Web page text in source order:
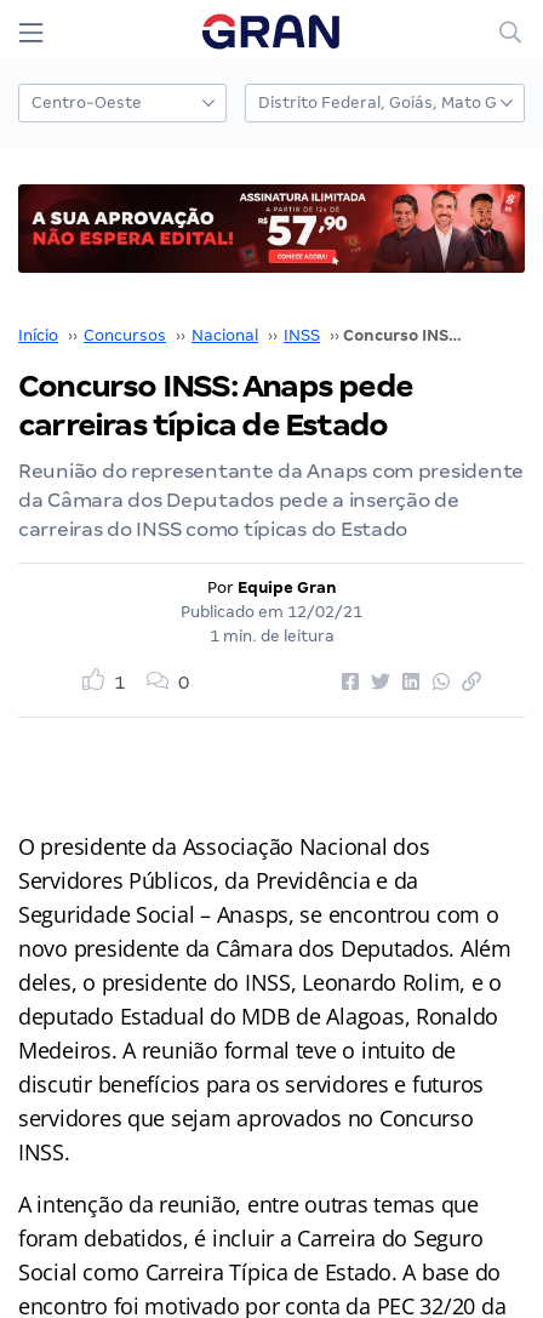
Início ›› Concursos ›› Nacional ›› INSS ›› Concurso INSS: Anaps pede carreiras típica de Estado
Concurso INSS: Anaps pede
carreiras típica de Estado
Reunião do representante da Anaps com presidente
da Câmara dos Deputados pede a inserção de
carreiras do INSS como típicas do Estado
Por Equipe Gran
Publicado em 12/02/21
1 min. de leitura
1 0
O presidente da Associação Nacional dos
Servidores Públicos, da Previdência e da
Seguridade Social – Anasps, se encontrou com o
novo presidente da Câmara dos Deputados. Além
deles, o presidente do INSS, Leonardo Rolim, e o
deputado Estadual do MDB de Alagoas, Ronaldo
Medeiros. A reunião formal teve o intuito de
discutir benefícios para os servidores e futuros
servidores que sejam aprovados no Concurso
INSS.
A intenção da reunião, entre outras temas que
foram debatidos, é incluir a Carreira do Seguro
Social como Carreira Típica de Estado. A base do
encontro foi motivado por conta da PEC 32/20 da